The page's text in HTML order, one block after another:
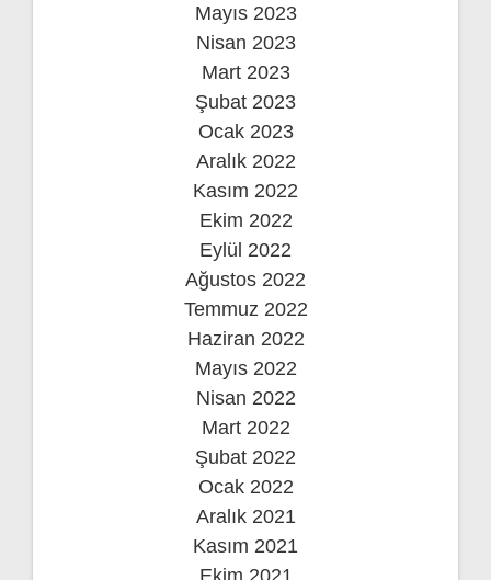
Mayıs 2023
Nisan 2023
Mart 2023
Şubat 2023
Ocak 2023
Aralık 2022
Kasım 2022
Ekim 2022
Eylül 2022
Ağustos 2022
Temmuz 2022
Haziran 2022
Mayıs 2022
Nisan 2022
Mart 2022
Şubat 2022
Ocak 2022
Aralık 2021
Kasım 2021
Ekim 2021